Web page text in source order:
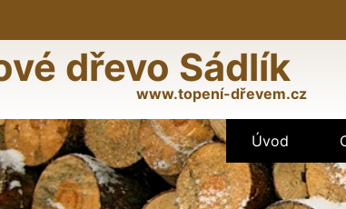
dřevo Sádlík
www.topení-dřevem.cz
Úvod